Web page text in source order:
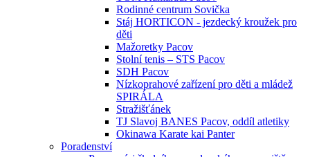
Rodinné centrum Sovička
Stáj HORTICON - jezdecký kroužek pro
děti
Mažoretky Pacov
Stolní tenis – STS Pacov
SDH Pacov
Nízkoprahové zařízení pro děti a mládež
SPIRÁLA
Stražišťánek
TJ Slavoj BANES Pacov, oddíl atletiky
Okinawa Karate kai Panter
Poradenství